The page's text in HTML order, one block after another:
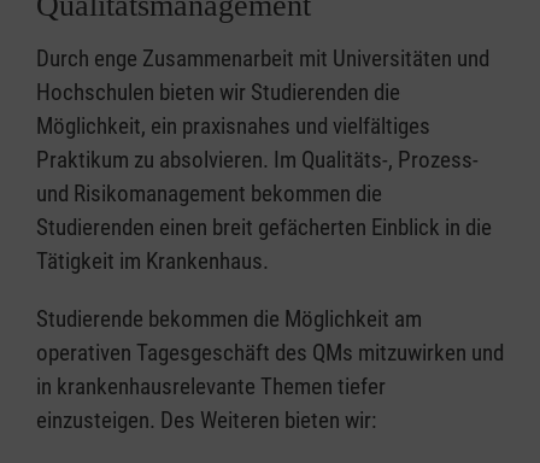
Durch enge Zusammenarbeit mit Universitäten und
Hochschulen bieten wir Studierenden die
Möglichkeit, ein praxisnahes und vielfältiges
Praktikum zu absolvieren. Im Qualitäts-, Prozess-
und Risikomanagement bekommen die
Studierenden einen breit gefächerten Einblick in die
Tätigkeit im Krankenhaus.
Studierende bekommen die Möglichkeit am
operativen Tagesgeschäft des QMs mitzuwirken und
in krankenhausrelevante Themen tiefer
einzusteigen. Des Weiteren bieten wir: